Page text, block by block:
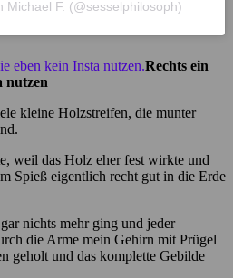
Michael F. (@sesselphilosoph)
Rechts ein
nutzen
kleine Holzstreifen, die munter
weil das Holz eher fest wirkte und
Spieß eigentlich recht gut in die Erde
nichts mehr ging und jeder
die Arme mein Gehirn mit Prügel
geholt und das komplette Gebilde